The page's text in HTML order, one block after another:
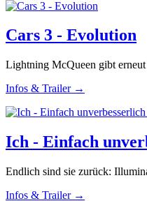
Cars 3 - Evolution
Lightning McQueen gibt
Infos & Trailer →
Ich - Einfach
Endlich sind sie zurück:
Infos & Trailer →